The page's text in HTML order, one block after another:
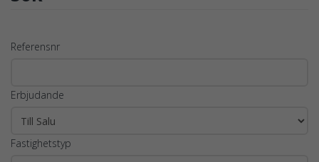
Referensnr
Erbjudande
Fastighetstyp